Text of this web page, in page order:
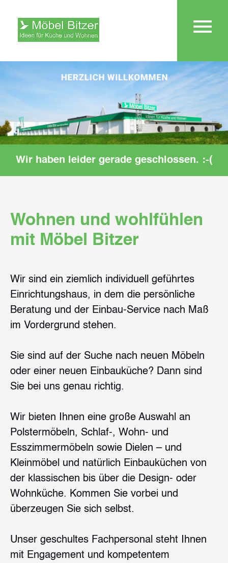
Wir haben leider gerade geschlossen. :-(
Wohnen und wohlfühlen
mit Möbel Bitzer
Wir sind ein ziemlich individuell geführtes
Einrichtungshaus, in dem die persönliche
Beratung und der Einbau-Service nach Maß
im Vordergrund stehen.
Sie sind auf der Suche nach neuen Möbeln
oder einer neuen Einbauküche? Dann sind
Sie bei uns genau richtig.
Wir bieten Ihnen eine große Auswahl an
Polstermöbeln, Schlaf-, Wohn- und
Esszimmermöbeln sowie Dielen – und
Kleinmöbel und natürlich Einbauküchen von
der klassischen bis über die Design- oder
Wohnküche. Kommen Sie vorbei und
überzeugen Sie sich selbst.
Unser geschultes Fachpersonal steht Ihnen
mit Engagement und kompetentem